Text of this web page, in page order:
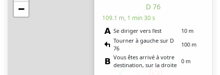
−
D 76
109.1 m, 1 min 30 s
Se diriger vers l’est
10 m
Tourner à gauche sur D
76
100 m
Vous êtes arrivé à votre
destination, sur la droite
0 m